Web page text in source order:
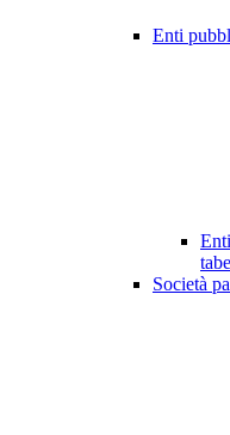
Enti
Società